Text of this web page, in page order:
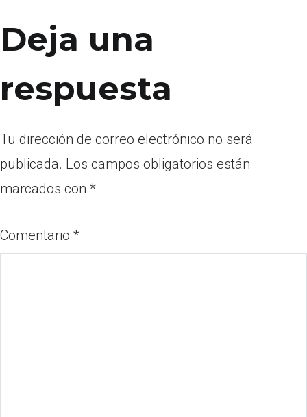
Deja una
respuesta
Tu dirección de correo electrónico no será
publicada. Los campos obligatorios están
marcados con *
Comentario *